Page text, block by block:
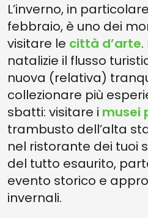
L’inverno, in
febbraio, è uno dei
visitare le città d’arte
natalizie il flusso
nuova (relativa)
collezionare più
sbatti: visitare i musei
trambusto dell’alta
nel ristorante dei tuoi
del tutto esaurito,
evento storico e
invernali.